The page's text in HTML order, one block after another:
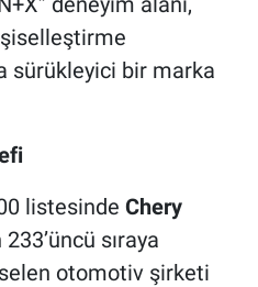
sürükleyici bir marka
listesinde Chery
sıraya
otomotiv şirketi